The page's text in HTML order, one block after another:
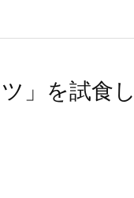
」を試食